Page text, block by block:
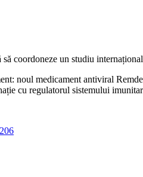
coordoneze un studiu
noul medicament antiviral
cu regulatorul sistemului